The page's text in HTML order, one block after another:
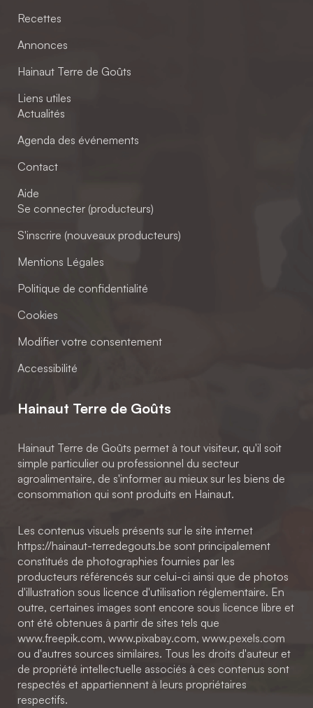
Recettes
Annonces
Hainaut Terre de Goûts
Liens utiles
Actualités
Agenda des événements
Contact
Aide
Se connecter (producteurs)
S'inscrire (nouveaux producteurs)
Mentions Légales
Politique de confidentialité
Cookies
Modifier votre consentement
Accessibilité
Hainaut Terre de Goûts
Hainaut Terre de Goûts permet à tout visiteur, qu'il soit
simple particulier ou professionnel du secteur
agroalimentaire, de s'informer au mieux sur les biens de
consommation qui sont produits en Hainaut.
Les contenus visuels présents sur le site internet
https://hainaut-terredegouts.be sont principalement
constitués de photographies fournies par les
producteurs référencés sur celui-ci ainsi que de photos
d'illustration sous licence d'utilisation réglementaire. En
outre, certaines images sont encore sous licence libre et
ont été obtenues à partir de sites tels que
www.freepik.com, www.pixabay.com, www.pexels.com
ou d'autres sources similaires. Tous les droits d'auteur et
de propriété intellectuelle associés à ces contenus sont
respectés et appartiennent à leurs propriétaires
respectifs.